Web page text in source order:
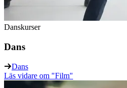
Danskurser
Dans
Dans
Läs vidare om "Film"